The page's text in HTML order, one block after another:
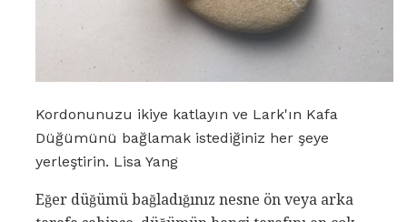
Kordonunuzu ikiye katlayın ve Lark'ın Kafa
Düğümünü bağlamak istediğiniz her şeye
yerleştirin. Lisa Yang
Eğer düğümü bağladığınız nesne ön veya arka